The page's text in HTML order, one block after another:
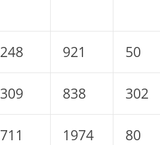
248 921 50
309 838 302
711 1974 80